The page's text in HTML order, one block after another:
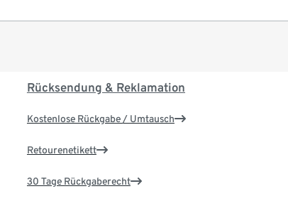
Rücksendung & Reklamation
Kostenlose Rückgabe / Umtausch
Retourenetikett
30 Tage Rückgaberecht